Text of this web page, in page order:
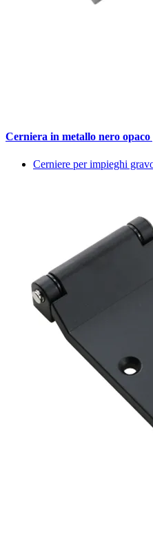
Cerniera in metallo nero
Cerniere per impieghi